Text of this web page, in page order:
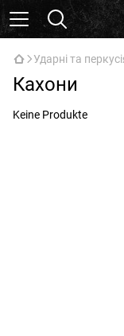
Ударні та
Кахони
Keine Produkte